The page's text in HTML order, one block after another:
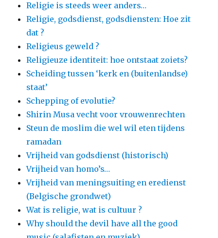
Religie is steeds weer anders…
Religie, godsdienst, godsdiensten: Hoe zit
dat ?
Religieus geweld ?
Religieuze identiteit: hoe ontstaat zoiets?
Scheiding tussen ‘kerk en (buitenlandse)
staat’
Schepping of evolutie?
Shirin Musa vecht voor vrouwenrechten
Steun de moslim die wel wil eten tijdens
ramadan
Vrijheid van godsdienst (historisch)
Vrijheid van homo’s…
Vrijheid van meningsuiting en eredienst
(Belgische grondwet)
Wat is religie, wat is cultuur ?
Why should the devil have all the good